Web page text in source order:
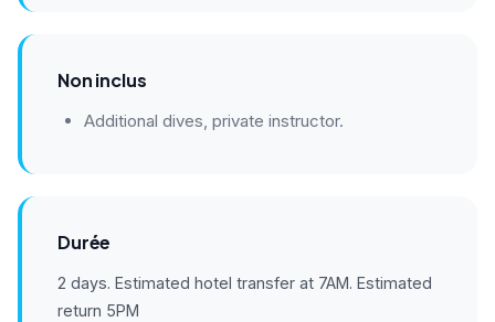
Non inclus
Additional dives, private instructor.
Durée
2 days. Estimated hotel transfer at 7AM. Estimated
return 5PM